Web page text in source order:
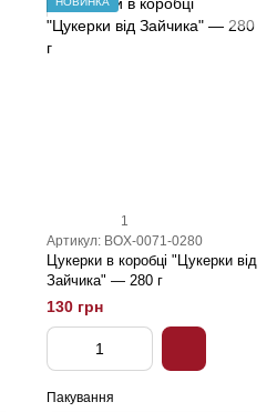
1
Артикул: BOX-0071-0280
Цукерки в коробці "Цукерки від
Зайчика" — 280 г
130 грн
Пакування